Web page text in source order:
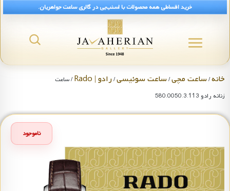
خرید اقساطی همه محصولات با اسنپ‌پی در گالری ساعت جواهریان.
خانه/ساعت مچی/ساعت سوئیسی/رادو | Rado
/ ساعت
زنانه رادو 580.0050.3.113
ناموجود